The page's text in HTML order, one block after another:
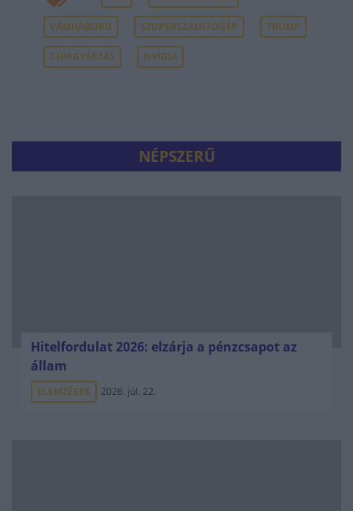
VÁMHÁBORÚ SZUPERSZÁMÍTÓGÉP TRUMP
CHIPGYÁRTÁS NVIDIA
NÉPSZERŰ
Hitelfordulat 2026: elzárja a pénzcsapot az
állam
ELEMZÉSEK 2026. júl. 22.